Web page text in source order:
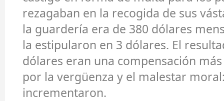
rezagaban en la recogida de sus
la guardería era de 380 dólares
la estipularon en 3 dólares. El
dólares eran una compensación
por la vergüenza y el malestar
incrementaron.